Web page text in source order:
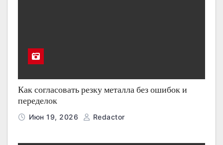
Как согласовать резку металла без ошибок и
переделок
Июн 19, 2026 Redactor